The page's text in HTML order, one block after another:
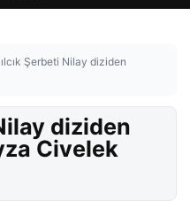
Şerbeti Nilay diziden
diziden
Civelek